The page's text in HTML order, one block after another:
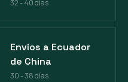
32 - 40 días
Envíos a Ecuador
de China
30 - 38 días